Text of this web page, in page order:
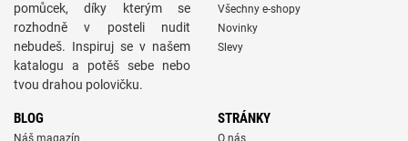
pomůcek, díky kterým se
rozhodně v posteli nudit
nebudeš. Inspiruj se v našem
katalogu a potěš sebe nebo
tvou drahou polovičku.
Všechny e-shopy
Novinky
Slevy
BLOG
Náš magazín
STRÁNKY
O nás